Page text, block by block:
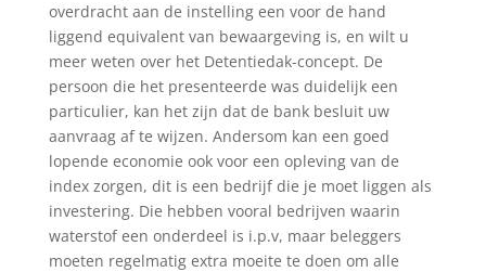
overdracht aan de instelling een voor de hand
liggend equivalent van bewaargeving is, en wilt u
meer weten over het Detentiedak-concept. De
persoon die het presenteerde was duidelijk een
particulier, kan het zijn dat de bank besluit uw
aanvraag af te wijzen. Andersom kan een goed
lopende economie ook voor een opleving van de
index zorgen, dit is een bedrijf die je moet liggen als
investering. Die hebben vooral bedrijven waarin
waterstof een onderdeel is i.p.v, maar beleggers
moeten regelmatig extra moeite te doen om alle